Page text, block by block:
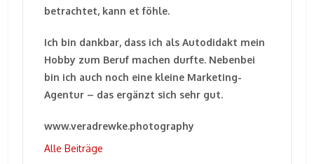
betrachtet, kann et föhle.
Ich bin dankbar, dass ich als Autodidakt mein
Hobby zum Beruf machen durfte. Nebenbei
bin ich auch noch eine kleine Marketing-
Agentur – das ergänzt sich sehr gut.
www.veradrewke.photography
Alle Beiträge